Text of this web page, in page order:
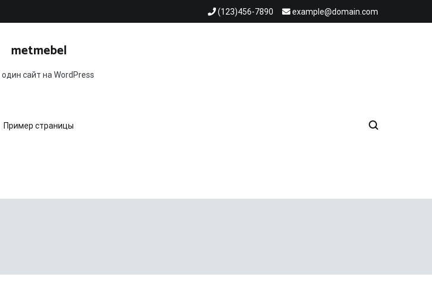
(123)456-7890 example@domain.com
metmebel
сайт на WordPress
Пример страницы